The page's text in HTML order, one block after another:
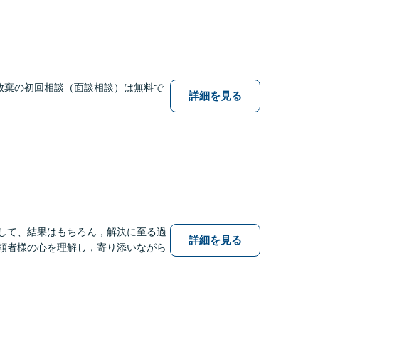
の初回相談（面談相談）は無料で
詳細を見る
て、結果はもちろん，解決に至る過
者様の心を理解し，寄り添いながら
詳細を見る